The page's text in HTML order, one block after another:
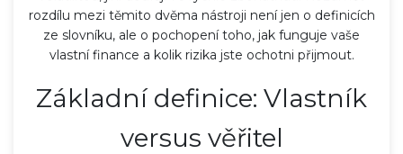
rozdílu mezi těmito dvěma nástroji není jen o definicích
ze slovníku, ale o pochopení toho, jak funguje vaše
vlastní finance a kolik rizika jste ochotni přijmout.
Základní definice: Vlastník
versus věřitel